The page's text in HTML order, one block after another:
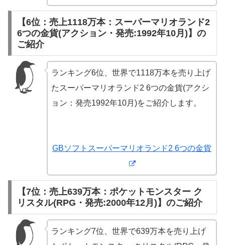
【6位：売上1118万本：スーパーマリオランド2
6つの金貨(アクション・発売:1992年10月)】の
ご紹介
ランキング6位、世界で1118万本を売り上げ
たスーパーマリオランド2 6つの金貨(アクシ
ョン：発売1992年10月)をご紹介します。
GBソフトスーパーマリオランド2 6つの金貨
【7位：売上639万本：ポケットモンスター ク
リスタル(RPG・発売:2000年12月)】のご紹介
ランキング7位、世界で639万本を売り上げ